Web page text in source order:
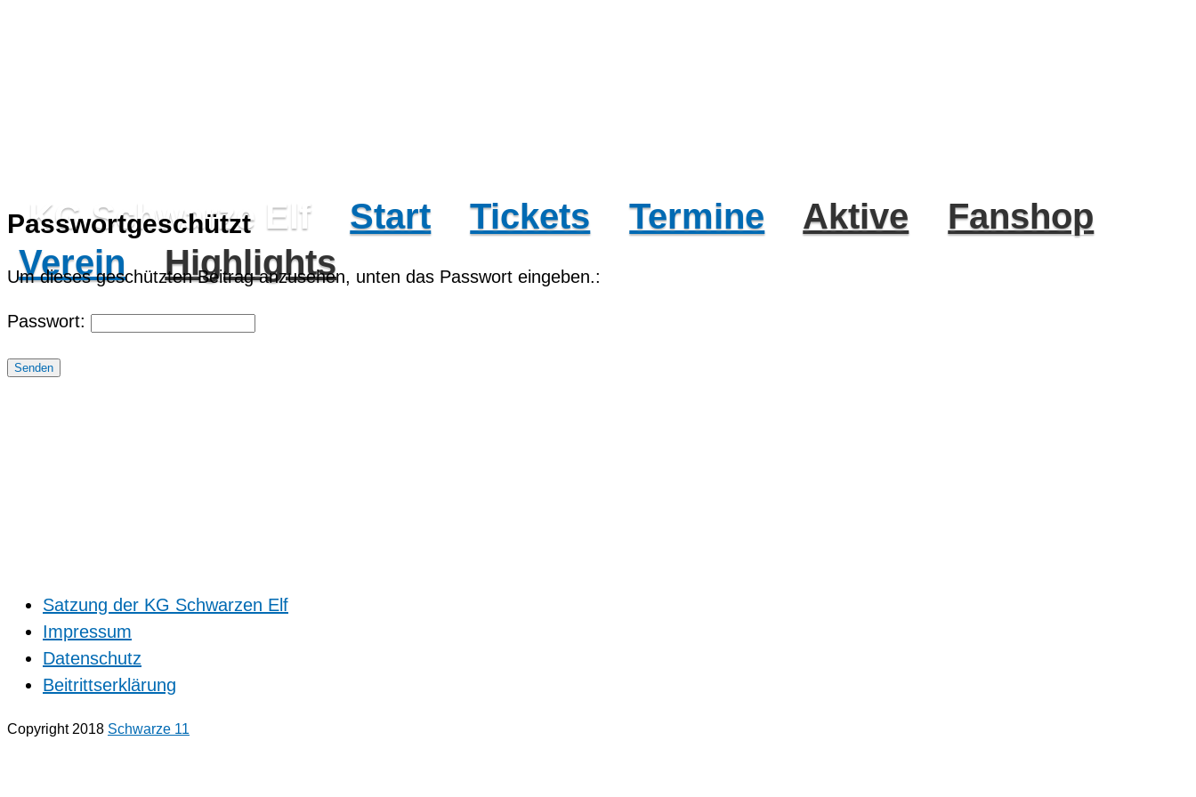
KG Schwarze Elf Start Tickets Termine Aktive
Fanshop
Verein
Highlights
Passwortgeschützt
Um dieses geschützten Beitrag anzusehen, unten das Passwort eingeben.:
Passwort:
Senden
Satzung der KG Schwarzen Elf
Impressum
Datenschutz
Beitrittserklärung
Copyright 2018 Schwarze 11